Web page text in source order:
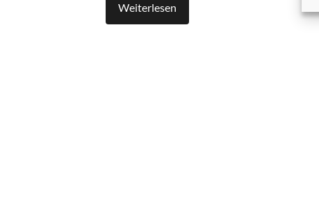
Weiterlesen